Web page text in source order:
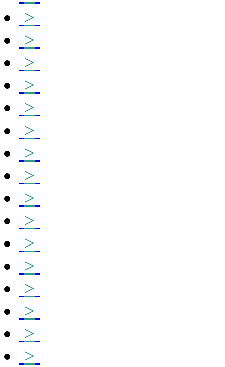
>
>
>
>
>
>
>
>
>
>
>
>
>
>
>
>